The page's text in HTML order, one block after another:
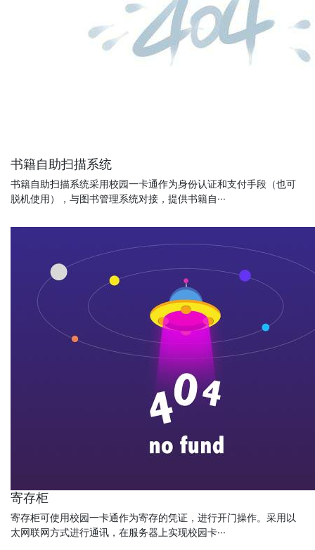
书籍自助扫描系统
书籍自助扫描系统采用校园一卡通作为身份认证和支付手段（也可
脱机使用），与图书管理系统对接，提供书籍自···
寄存柜
寄存柜可使用校园一卡通作为寄存的凭证，进行开门操作。采用以
太网联网方式进行通讯，在服务器上实现校园卡···